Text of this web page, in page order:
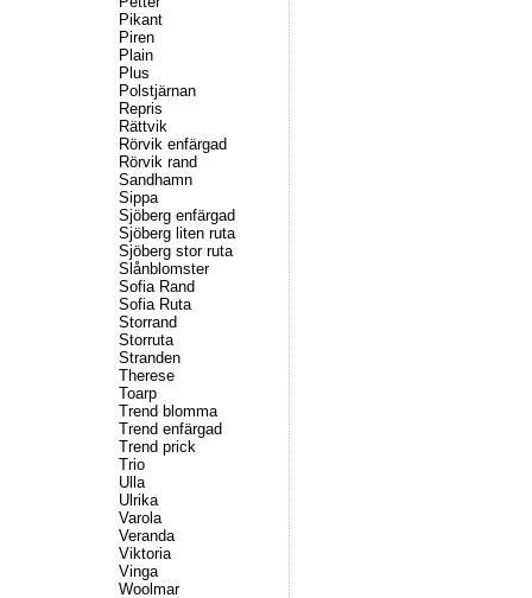
Pikant
Piren
Plain
Plus
Polstjärnan
Repris
Rättvik
Rörvik enfärgad
Rörvik rand
Sandhamn
Sippa
Sjöberg enfärgad
Sjöberg liten ruta
Sjöberg stor ruta
Slånblomster
Sofia Rand
Sofia Ruta
Storrand
Storruta
Stranden
Therese
Toarp
Trend blomma
Trend enfärgad
Trend prick
Trio
Ulla
Ulrika
Varola
Veranda
Viktoria
Vinga
Woolmar